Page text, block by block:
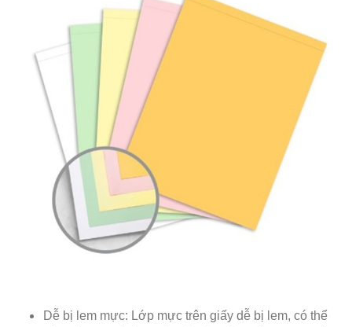
Dễ bị lem mực: Lớp mực trên giấy dễ bị lem, có thể